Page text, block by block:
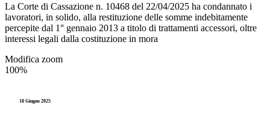
La Corte di Cassazione n. 10468 del 22/04/2025 ha condannato i
lavoratori, in solido, alla restituzione delle somme indebitamente
percepite dal 1° gennaio 2013 a titolo di trattamenti accessori, oltre
interessi legali dalla costituzione in mora
Modifica zoom
100%
18 Giugno 2025